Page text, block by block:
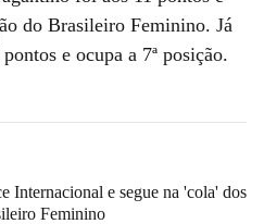
do Brasileiro Feminino. Já
e ocupa a 7ª posição.
Internacional e segue na 'cola' dos
Feminino